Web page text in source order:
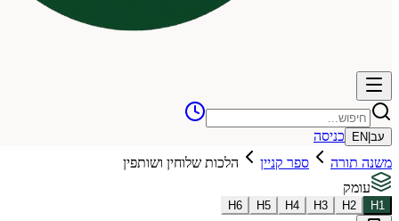
עב EN
כניסה
משנה תורה
ספר קניין
הלכות שלוחין ושותפין
עומק
H1
H2
H3
H4
H5
H6